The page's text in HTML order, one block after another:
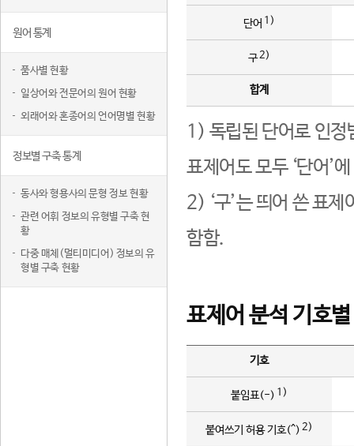
원어 통계
품사별 현황
일상어와 전문어의 원어 현황
외래어와 혼종어의 언어명별 현황
정보별 구축 통계
동사와 형용사의 문형 정보 현황
관련 어휘 정보의 유형별 구축 현
황
다중 매체(멀티미디어) 정보의 유
형별 구축 현황
단어 1)
구2)
합계
1) 독립된 단어로 인정
표제어도 모두 ‘단어’
2) ‘구’는 띄어 쓴 표
함함.
표제어 분석 기호
기호
붙임표(-) 1)
붙여쓰기 허용 기호(^) 2)